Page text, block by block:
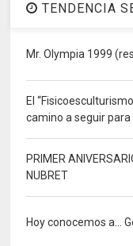
TENDENCIA
Mr. Olympia 1999
El
camino a seguir
PRIMER
NUBRET
Hoy conocemos a...